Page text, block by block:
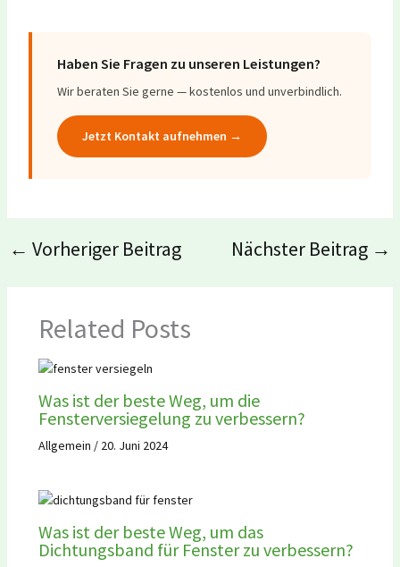
Haben Sie Fragen zu unseren Leistungen?
Wir beraten Sie gerne — kostenlos und unverbindlich.
Jetzt Kontakt aufnehmen →
← Vorheriger Beitrag Nächster Beitrag →
Related Posts
Was ist der beste Weg, um die
Fensterversiegelung zu verbessern?
Allgemein / 20. Juni 2024
Was ist der beste Weg, um das
Dichtungsband für Fenster zu verbessern?